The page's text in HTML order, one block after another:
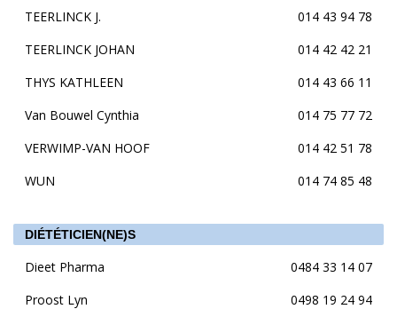
TEERLINCK J.
014 43 94 78
TEERLINCK JOHAN
014 42 42 21
THYS KATHLEEN
014 43 66 11
Van Bouwel Cynthia
014 75 77 72
VERWIMP-VAN HOOF
014 42 51 78
WUN
014 74 85 48
DIÉTÉTICIEN(NE)S
Dieet Pharma
0484 33 14 07
Proost Lyn
0498 19 24 94